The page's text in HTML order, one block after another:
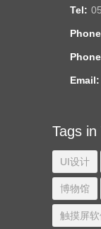
Tel:
Email:
Tags in
UI设计
博物馆
触摸屏